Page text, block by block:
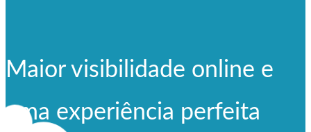
Maior visibilidade online e
uma experiência perfeita